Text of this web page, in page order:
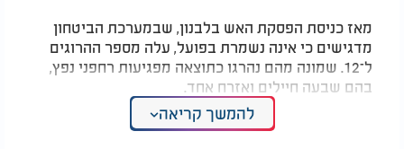
מאז כניסת הפסקת האש בלבנון, שבמערכת הביטחון
מדגישים כי אינה נשמרת בפועל, עלה מספר ההרוגים
ל־12. שמונה מהם נהרגו כתוצאה מפגיעות רחפני נפץ,
בהם שבעה חיילים ואזרח אחד.
באירוע נוסף שאירע אתמול, שני לוחמי גולני נפצעו
להמשך קריאה